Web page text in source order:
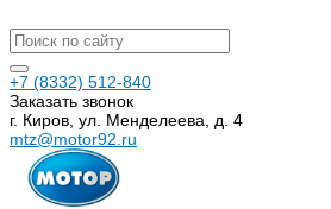
+7 (8332) 512-840
Заказать звонок
г. Киров, ул. Менделеева, д. 4
mtz@motor92.ru